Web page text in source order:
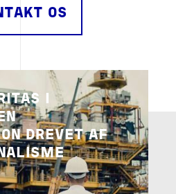
OS
I
DREVET AF